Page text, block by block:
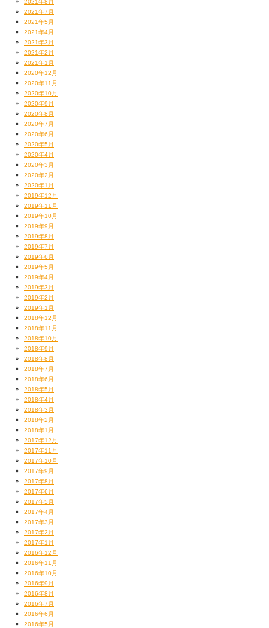
その後天文館繁華街中心地までてくてく
開いてる鹿児島ラーメンの名店の誘惑にも負けず
コンビニでハイボールとかレモンサワーとか買い込んで
タクシー乗って山に帰りました
食べ物がなくて人里に降りてきてしまう熊の気分w
んでもここで鹿児島ラーメン食べておかなかったのは
後々悔いを残すことになったなー
鹿児島ラーメンってのは基本豚骨ではあるんだけど
各店味が違って
はっきりとした定義は無いらしいですけどねー
本当は『のり一』に行きたかったんだけど閉まってたのだ。
翌日が本番の日。全国から集まってきている
社員さんに見つかってはならぬと言うことで
ずっと部屋にカンヅメ。
西原商会のテーマカラーの緑を着込んで
数曲実演いたしました。
いやーめでたいめでたい！
二日目の晩もCKBの先輩方と薩摩地鶏のお店で乾杯
ダラダラ『梯子酒』せず、また城山へ
2021年7月
2021年5月
2021年4月
2021年3月
2021年2月
2021年1月
2020年12月
2020年11月
2020年10月
2020年9月
2020年8月
2020年7月
2020年6月
2020年5月
2020年4月
2020年3月
2020年2月
2020年1月
2019年12月
2019年11月
2019年10月
2019年9月
2019年8月
2019年7月
2019年6月
2019年5月
2019年4月
2019年3月
2019年2月
2019年1月
2018年12月
2018年11月
2018年10月
2018年9月
2018年8月
2018年7月
2018年6月
2018年5月
2018年4月
2018年3月
2018年2月
2018年1月
2017年12月
2017年11月
2017年10月
2017年9月
2017年8月
2017年6月
2017年5月
2017年4月
2017年3月
2017年2月
2017年1月
2016年12月
2016年11月
2016年10月
2016年9月
2016年8月
2016年7月
2016年6月
2016年5月